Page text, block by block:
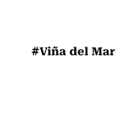
#Viña del Mar